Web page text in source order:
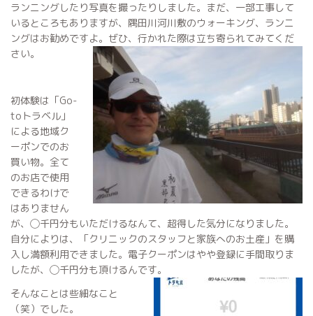
ランニングしたり写真を撮ったりしました。まだ、一部工事して
いるところもありますが、隅田川河川敷のウォーキング、ランニ
ングはお勧めですよ。ぜひ、行かれた際は立ち寄られてみてくだ
さい。
初体験は「Go-
toトラベル」
による地域ク
ーポンでのお
買い物。全て
のお店で使用
できるわけで
はありません
が、◯千円分もいただけるなんて、超得した気分になりました。
自分によりは、「クリニックのスタッフと家族へのお土産」を購
入し満額利用できました。電子クーポンはやや登録に手間取りま
したが、◯千円分も頂けるんです。
そんなことは些細なこと
（笑）でした。